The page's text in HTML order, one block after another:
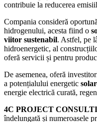
contribuie la reducerea
Compania consideră
hidrogenului, acesta fiind o
viitor sustenabil. Astfel, pe
hidroenergetic, al
oferă servicii și pentru
De asemenea, oferă
a potențialului energetic
energie electrică curată,
4C PROJECT
îndelungată și numeroasele